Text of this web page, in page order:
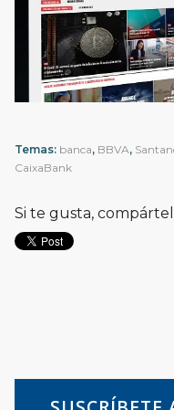
Temas: banca, BBVA,
CaixaBank
Si te gusta,